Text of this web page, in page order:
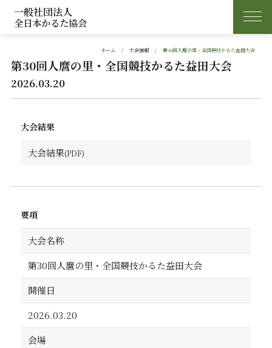
一般社団法人
全日本かるた協会
ホーム 大会情報 第30回人麿の里・全国競技かるた益田大会
第30回人麿の里・全国競技かるた益田大会
2026.03.20
大会結果
大会結果
要項
大会名称
第30回人麿の里・全国競技かるた益田大会
開催日
2026.03.20
会場